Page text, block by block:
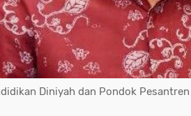
Diniyah dan Pondok Pesantren